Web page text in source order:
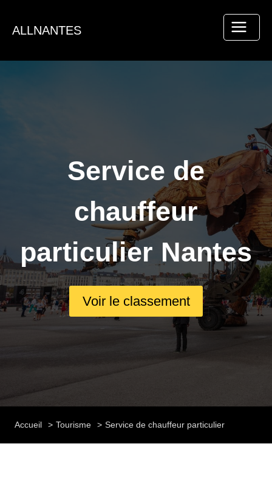
contenu
ALLNANTES
Service de
chauffeur
particulier Nantes
Voir le classement
Accueil Tourisme Service de chauffeur particulier